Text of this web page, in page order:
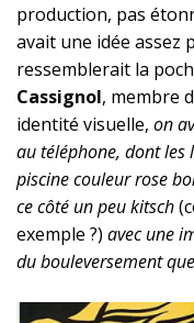
production, pas
avait une idée assez
ressemblerait la
Cassignol, membre
identité visuelle, on
au téléphone, dont
piscine couleur rose
ce côté un peu kitsch
exemple ?) avec une
du bouleversement